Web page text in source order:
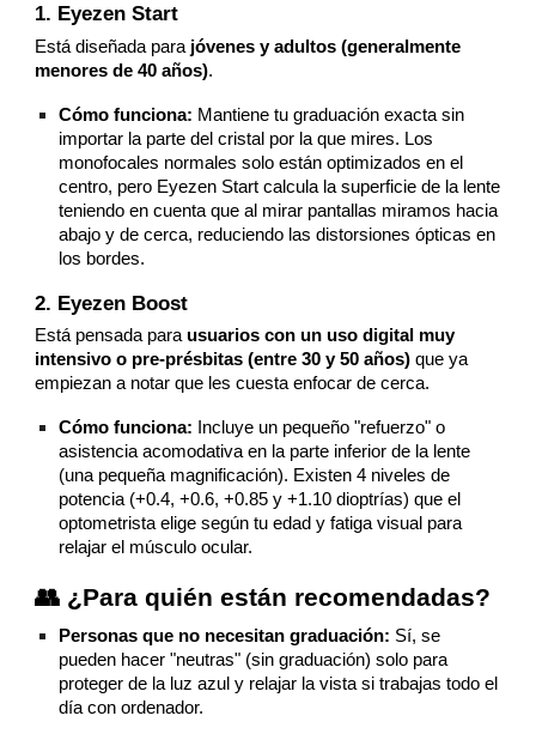
1. Eyezen Start
Está diseñada para jóvenes y adultos (generalmente
menores de 40 años).
Cómo funciona: Mantiene tu graduación exacta sin
importar la parte del cristal por la que mires. Los
monofocales normales solo están optimizados en el
centro, pero Eyezen Start calcula la superficie de la lente
teniendo en cuenta que al mirar pantallas miramos hacia
abajo y de cerca, reduciendo las distorsiones ópticas en
los bordes.
2. Eyezen Boost
Está pensada para usuarios con un uso digital muy
intensivo o pre-présbitas (entre 30 y 50 años) que ya
empiezan a notar que les cuesta enfocar de cerca.
Cómo funciona: Incluye un pequeño "refuerzo" o
asistencia acomodativa en la parte inferior de la lente
(una pequeña magnificación). Existen 4 niveles de
potencia (+0.4, +0.6, +0.85 y +1.10 dioptrías) que el
optometrista elige según tu edad y fatiga visual para
relajar el músculo ocular.
👥 ¿Para quién están recomendadas?
Personas que no necesitan graduación: Sí, se
pueden hacer "neutras" (sin graduación) solo para
proteger de la luz azul y relajar la vista si trabajas todo el
día con ordenador.